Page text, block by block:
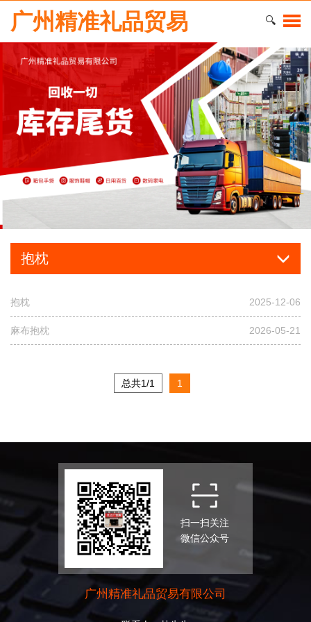
🔍
广州精准礼品贸易
抱枕
抱枕 2025-12-06
麻布抱枕 2026-05-21
总共1/1 1
扫一扫关注
微信公众号
广州精准礼品贸易有限公司